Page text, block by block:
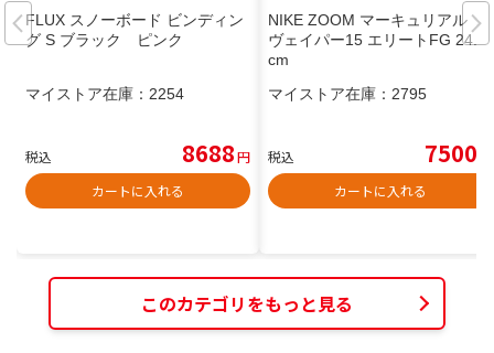
FLUX スノーボード ビンディン
グ S ブラック ピンク
マイストア在庫： 2254
税込 8688円
カートに入れる
NIKE ZOOM マーキュリアル
ヴェイパー15 エリートFG 24.0
cm
マイストア在庫： 2795
税込 7500
カートに入れる
このカテゴリをもっと見る